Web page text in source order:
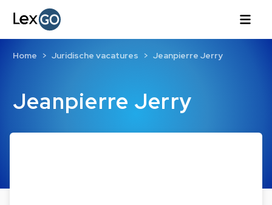
Jeanpierre Jerry
Home Juridische vacatures Jeanpierre Jerry